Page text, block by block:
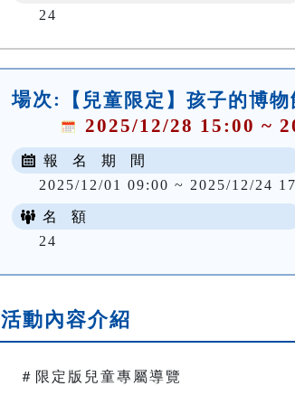
24
場次:
【兒童限定】孩子的博
2025/12/28 15:00 ~
報 名 期 間
2025/12/01 09:00 ~ 2025/12/24
名 額
24
活動內容介紹
＃限定版兒童專屬導覽